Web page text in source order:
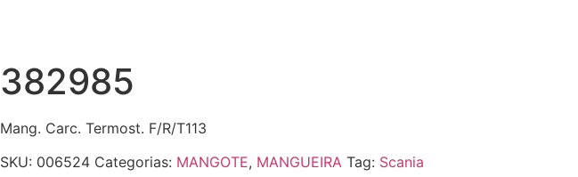
382985
Mang. Carc. Termost. F/R/T113
SKU: 006524 Categorias: MANGOTE, MANGUEIRA Tag: Scania